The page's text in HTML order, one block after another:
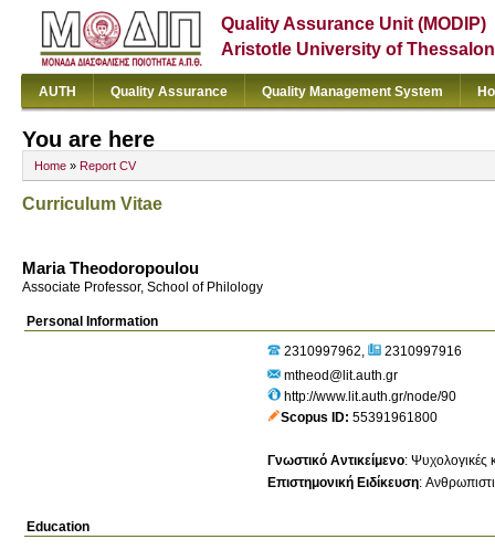
Quality Assurance Unit (MODIP)
Aristotle University of
AUTH Quality Assurance Quality Management System
You are here
Home » Report CV
Curriculum Vitae
Maria Theodoropoulou
Associate Professor, School of Philology
Personal Information
2310997962
2310997916
mtheod@lit.auth.gr
http://www.lit.auth.gr/node/90
Scopus ID 55391961800
Γνωστικό Αντικείμενο: Ψυχολογικές
Επιστημονική Ειδίκευση:
Education